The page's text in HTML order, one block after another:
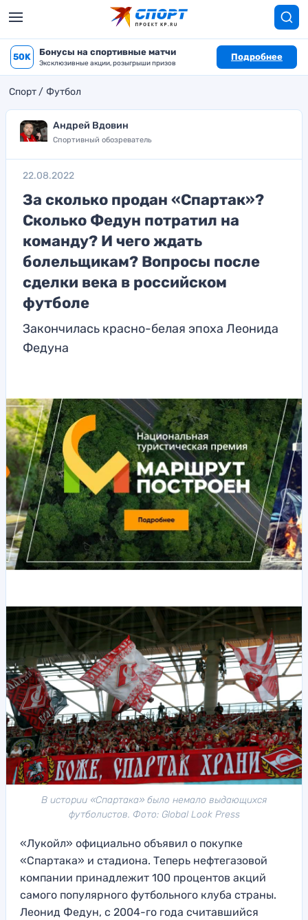
50K Бонусы на спортивные матчи
Эксклюзивные акции, розыгрыши призов
Подробнее
Спорт Футбол
Андрей Вдовин
Спортивный обозреватель
22.08.2022
За сколько продан «Спартак»?
Сколько Федун потратил на
команду? И чего ждать
болельщикам? Вопросы после
сделки века в российском
футболе
Закончилась красно-белая эпоха Леонида
Федуна
В истории «Спартака» было немало выдающихся
футболистов. Фото: Global Look Press
«Лукойл» официально объявил о покупке
«Спартака» и стадиона. Теперь нефтегазовой
компании принадлежит 100 процентов акций
самого популярного футбольного клуба страны.
Леонид Федун, с 2004-го года считавшийся